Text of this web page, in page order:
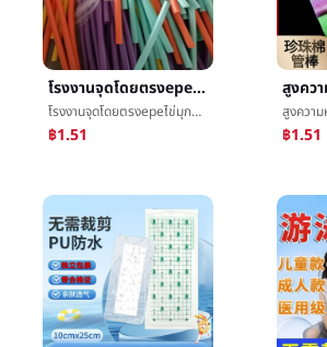
โรงงานจุดโดยตรงepeไข่มุกฝ้ายติดของแข็งว่ายน้ำการพยุงราคาติดกลวงไข่มุกฝ้ายพลศึกษาæ³¡ฝ้ายติด
โรงงานจุดโดยตรงepeไข่มุกฝ้ายติดของแข็งว่ายน้ำการพยุงราคาติดกลวงไข่มุกฝ้ายพลศึกษาæ³¡ฝ้ายติด
฿1.51 ฿1.51